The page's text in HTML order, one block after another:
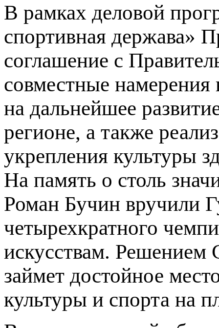
В рамках деловой
спортивная держава»
соглашение с
совместные намерения
на дальнейшее
регионе, а также
укрепления культуры
На память о столь
Роман Бучин вручили
четырехкратного
искусствам. Решением
займет достойное
культуры и спорта на